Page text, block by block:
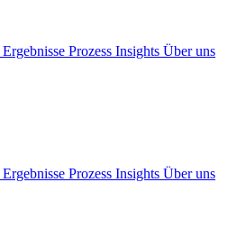
Ergebnisse Prozess Insights Über uns
Ergebnisse Prozess Insights Über uns